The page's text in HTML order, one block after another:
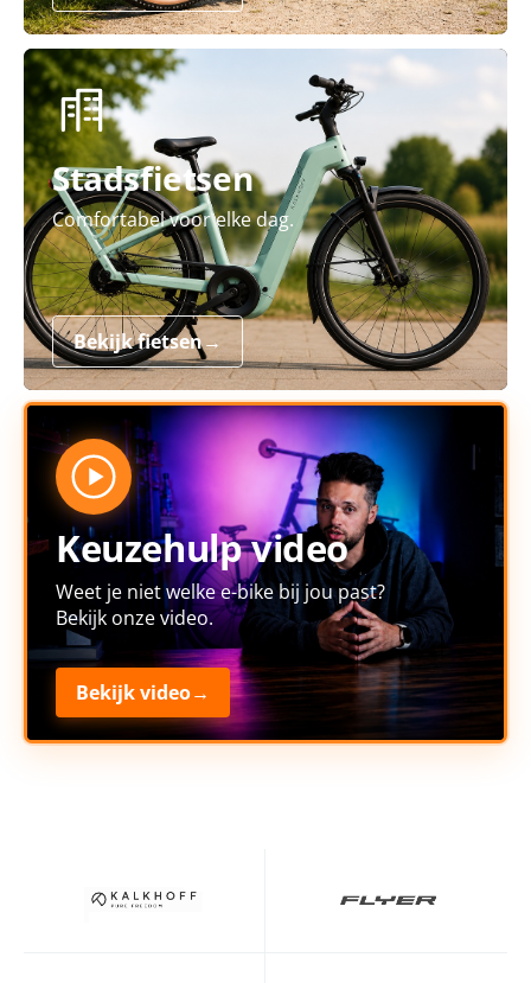
Stadsfietsen
Comfortabel voor elke dag.
Bekijk fietsen→
Keuzehulp video
Weet je niet welke e-bike bij jou past?
Bekijk onze video.
Bekijk video→